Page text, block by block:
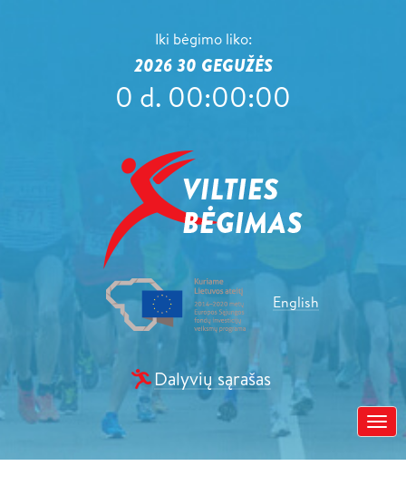
Iki bėgimo liko:
2026 30 GEGUŽĖS
0 d. 00:00:00
English
Dalyvių sąrašas